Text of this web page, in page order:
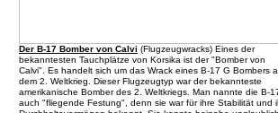
Der B-17 Bomber von Calvi (Flugzeugwracks) Eines der
bekanntesten Tauchplätze von Korsika ist der "Bomber von
Calvi". Es handelt sich um das Wrack eines B-17 G Bombers
dem 2. Weltkrieg. Dieser Flugzeugtyp war der bekannteste
amerikanische Bomber des 2. Weltkriegs. Man nannte die B-
auch "fliegende Festung", denn sie war für ihre Stabilität und